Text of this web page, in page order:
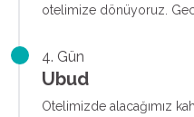
otelimize dönüyoruz.
4. Gün
Ubud
Otelimizde alacağımız